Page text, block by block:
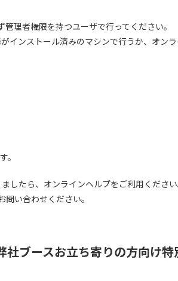
理者権限を持つユーザで行ってください。
ンストール済みのマシンで行うか、オン
。
したら、オンラインヘルプをご利用ください
い合わせください。
ブースお立ち寄りの方向け